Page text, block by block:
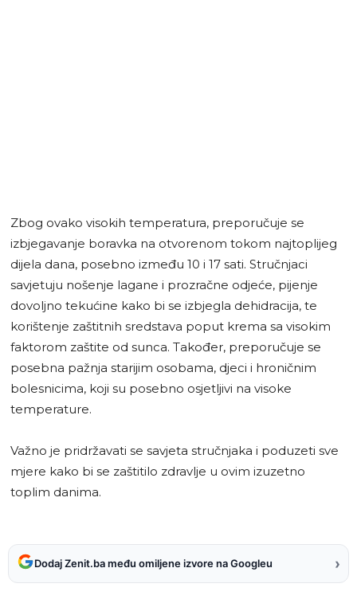
Zbog ovako visokih temperatura, preporučuje se
izbjegavanje boravka na otvorenom tokom najtoplijeg
dijela dana, posebno između 10 i 17 sati. Stručnjaci
savjetuju nošenje lagane i prozračne odjeće, pijenje
dovoljno tekućine kako bi se izbjegla dehidracija, te
korištenje zaštitnih sredstava poput krema sa visokim
faktorom zaštite od sunca. Također, preporučuje se
posebna pažnja starijim osobama, djeci i hroničnim
bolesnicima, koji su posebno osjetljivi na visoke
temperature.
Važno je pridržavati se savjeta stručnjaka i poduzeti sve
mjere kako bi se zaštitilo zdravlje u ovim izuzetno
toplim danima.
Dodaj Zenit.ba među omiljene izvore na Googleu ›